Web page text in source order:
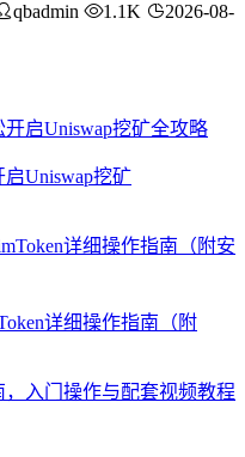
qbadmin 1.1K
2026-08-
Uniswap挖矿
详细操作指南（附